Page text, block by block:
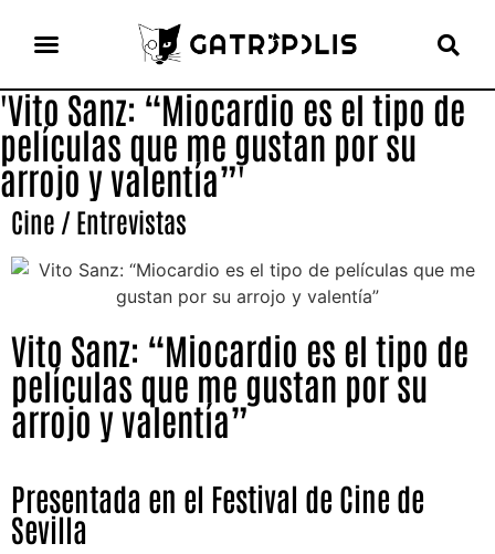
'Vito Sanz: “Miocardio es el tipo de
películas que me gustan por su
arrojo y valentía”'
Cine /Entrevistas
Vito Sanz: “Miocardio es el tipo de
películas que me gustan por su
arrojo y valentía”
Presentada en el Festival de Cine de
Sevilla